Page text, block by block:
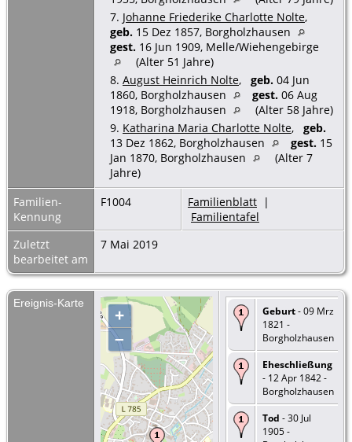
7. Johanne Friederike Charlotte Nolte,
geb. 15 Dez 1857, Borgholzhausen
gest. 16 Jun 1909, Melle/Wiehengebirge
(Alter 51 Jahre)
8. August Heinrich Nolte, geb. 04 Jun
1860, Borgholzhausen
gest. 06 Aug
1918, Borgholzhausen
(Alter 58 Jahre)
9. Katharina Maria Charlotte Nolte, geb.
13 Dez 1862, Borgholzhausen
gest. 15
Jan 1870, Borgholzhausen
(Alter 7
Jahre)
Familien-
Kennung
F1004 Familienblatt |
Familientafel
Zuletzt
bearbeitet am
7 Mai 2019
Ereignis-Karte
+
–
Geburt- 09 Mrz
1821 -
Borgholzhausen
Eheschließung
- 12 Apr 1842 -
Borgholzhausen
Tod - 30 Jul
1905 -